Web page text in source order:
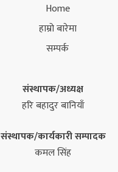
Home
हाम्रो बारेमा
सम्पर्क
संस्थापक/अध्यक्ष
हरि बहादुर बानियाँ
संस्थापक/कार्यकारी सम्पादक
कमल सिंह